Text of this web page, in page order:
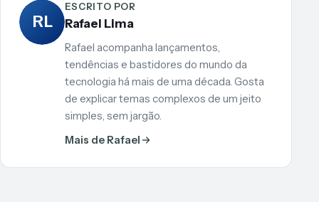
RL
ESCRITO POR
Rafael Lima
Rafael acompanha lançamentos,
tendências e bastidores do mundo da
tecnologia há mais de uma década. Gosta
de explicar temas complexos de um jeito
simples, sem jargão.
Mais de Rafael